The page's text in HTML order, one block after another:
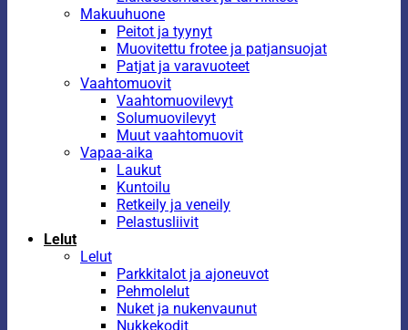
Makuuhuone
Peitot ja tyynyt
Muovitettu frotee ja patjansuojat
Patjat ja varavuoteet
Vaahtomuovit
Vaahtomuovilevyt
Solumuovilevyt
Muut vaahtomuovit
Vapaa-aika
Laukut
Kuntoilu
Retkeily ja veneily
Pelastusliivit
Lelut
Lelut
Parkkitalot ja ajoneuvot
Pehmolelut
Nuket ja nukenvaunut
Nukkekodit